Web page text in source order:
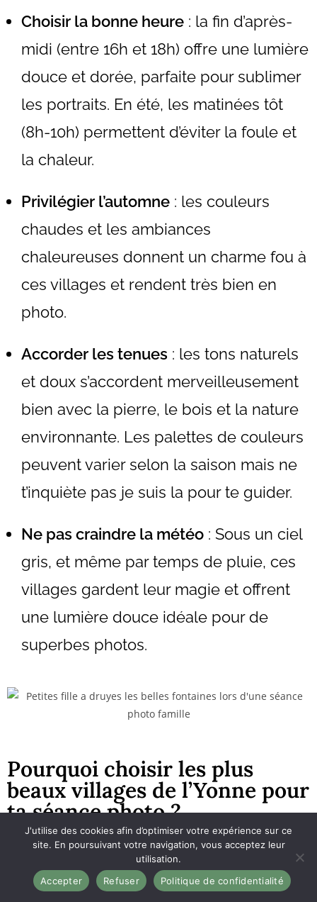
Choisir la bonne heure : la fin d’après-
midi (entre 16h et 18h) offre une lumière
douce et dorée, parfaite pour sublimer
les portraits. En été, les matinées tôt
(8h-10h) permettent d’éviter la foule et
la chaleur.
Privilégier l’automne : les couleurs
chaudes et les ambiances
chaleureuses donnent un charme fou à
ces villages et rendent très bien en
photo.
Accorder les tenues : les tons naturels
et doux s’accordent merveilleusement
bien avec la pierre, le bois et la nature
environnante. Les palettes de couleurs
peuvent varier selon la saison mais ne
t’inquiète pas je suis la pour te guider.
Ne pas craindre la météo : Sous un ciel
gris, et même par temps de pluie, ces
villages gardent leur magie et offrent
une lumière douce idéale pour de
superbes photos.
Pourquoi choisir les plus
beaux villages de l’Yonne pour
ta séance photo ?
Choisir ces villages, c’est bien plus que
simplement trouver un décor. C’est
J'utilise des cookies afin d’optimiser votre expérience sur ce
site. En poursuivant votre navigation, vous acceptez leur
utilisation.
Accepter
Refuser Politique de confidentialité